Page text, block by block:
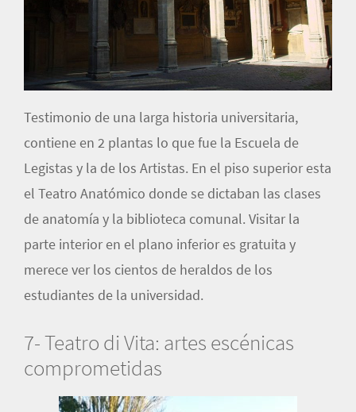
Testimonio de una larga historia universitaria,
contiene en 2 plantas lo que fue la Escuela de
Legistas y la de los Artistas. En el piso superior esta
el Teatro Anatómico donde se dictaban las clases
de anatomía y la biblioteca comunal. Visitar la
parte interior en el plano inferior es gratuita y
merece ver los cientos de heraldos de los
estudiantes de la universidad.
7- Teatro di Vita: artes escénicas
comprometidas